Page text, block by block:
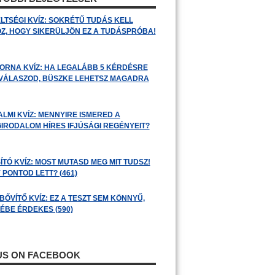
KVÍZ: SOKRÉTŰ TUDÁS KELL
HOGY SIKERÜLJÖN EZ A TUDÁSPRÓBA!
KVÍZ: HA LEGALÁBB 5 KÉRDÉSRE
BÜSZKE LEHETSZ MAGADRA
KVÍZ: MENNYIRE ISMERED A
HÍRES IFJÚSÁGI REGÉNYEIT?
KVÍZ: MOST MUTASD MEG MIT TUDSZ!
LETT? (461)
KVÍZ: EZ A TESZT SEM KÖNNYŰ,
ÉRDEKES (590)
ON FACEBOOK